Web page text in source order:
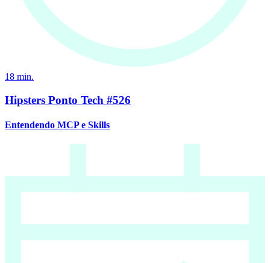
18 min.
Hipsters Ponto Tech #526
Entendendo MCP e Skills